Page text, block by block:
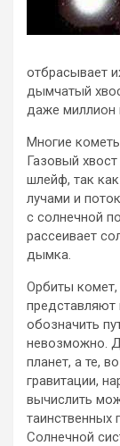
отбрасывает
дымчатый
даже миллион
Многие
Газовый
шлейф, так
лучами и
с солнечной
рассеивает
дымка.
Орбиты
представляют
обозначить
невозможно.
планет, а те,
гравитации,
вычислить
таинственных
Солнечной